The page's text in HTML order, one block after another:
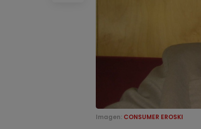
Imagen: CONSUMER EROSKI